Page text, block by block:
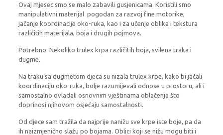
Ovaj mjesec smo se malo zabavili gusjenicama. Koristili smo
manipulativni materijal pogodan za razvoj fine motorike,
jačanje koordinacije oko-ruka, kao i za učenje oblika i tekstura
različitih materijala, boja i drugih pojmova.
Potrebno: Nekoliko trulex krpa različitih boja, svilena traka i
dugme.
Na traku sa dugmetom djeca su nizala trulex krpe, kako bi jačali
koordinaciju oko-ruka, bolje razumijevali odnose u prostoru, ali i
samostalno ovladali osnovnim vještinama oblačenja što
doprinosi njihovom osjećaju samostalnosti.
Od djece sam tražila da najprije nanižu sve krpe iste boje, pa da
ih naizmjenično slažu po bojama. Oblici koji se nižu mogu biti i